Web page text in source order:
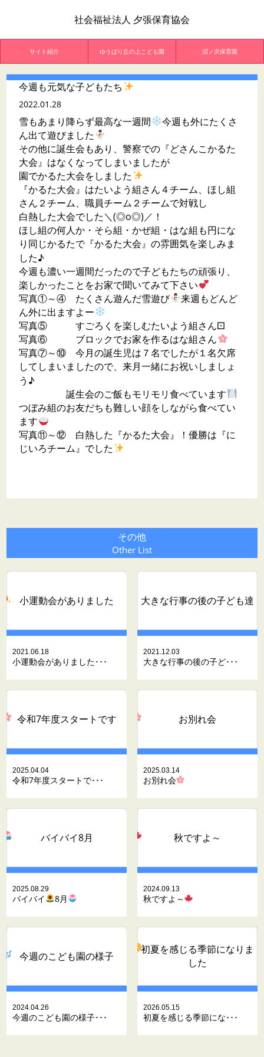
社会福祉法人 夕張保育協会
サイト紹介 ゆうばり丘の上こども園 沼ノ沢保育園
今週も元気な子どもたち
2022.01.28
雪もあまり降らず最高な一週間
今週も外にたくさ
ん出て遊びました
その他に誕生会もあり、警察での『どさんこかるた
大会』はなくなってしまいましたが
園でかるた大会をしました
『かるた大会』はたいよう組さん４チーム、ほし組
さん２チーム、職員チーム２チームで対戦し
白熱した大会でした＼(◎o◎)／！
ほし組の何人か・そら組・かぜ組・はな組も円にな
り同じかるたで『かるた大会』の雰囲気を楽しみま
した♪
今週も濃い一週間だったので子どもたちの頑張り、
楽しかったことをお家で聞いてみて下さい
写真①～④ たくさん遊んだ雪遊び
来週もどんど
ん外に出ますよー
写真⑤ すごろくを楽しむたいよう組さん⚀
写真⑥ ブロックでお家を作るはな組さん
写真⑦～⑩ 今月の誕生児は７名でしたが１名欠席
してしまいましたので、来月一緒にお祝いしましょ
う♪
誕生会のご飯もモリモリ食べています
つぼみ組のお友だちも難しい顔をしながら食べてい
ます
写真⑪～⑫ 白熱した『かるた大会』！優勝は『に
じいろチーム』でした
その他
Other List
小運動会がありました
2021.06.18
小運動会がありました･･･
大きな行事の後の子ども達
2021.12.03
大きな行事の後の子ど･･･
令和7年度スタートです
2025.04.04
令和7年度スタートで･･･
お別れ会
2025.03.14
お別れ会
バイバイ8月
2025.08.29
バイバイ 8月
秋ですよ～
2024.09.13
秋ですよ～
今週のこども園の様子
2024.04.26
今週のこども園の様子･･･
初夏を感じる季節になりま
した
2026.05.15
初夏を感じる季節にな･･･